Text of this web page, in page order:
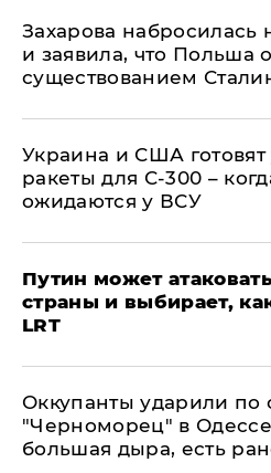
​Захарова набросилась
и заявила, что Польша
существованием
Украина и США
ракеты для С-300 –
ожидаются у ВСУ
Путин может
страны и выбирает,
LRT
Оккупанты ударили по
"Черноморец" в
большая дыра, есть